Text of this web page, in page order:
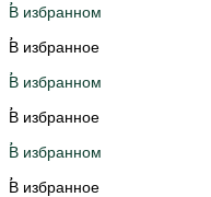
В избранном
В избранное
В избранном
В избранное
В избранном
В избранное